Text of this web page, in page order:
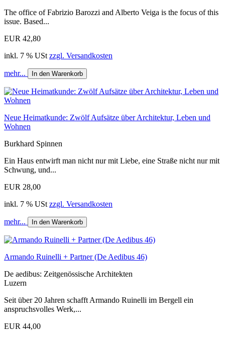
The office of Fabrizio Barozzi and Alberto Veiga is the focus of this
issue. Based...
EUR 42,80
inkl. 7 % USt zzgl. Versandkosten
mehr... In den Warenkorb
Neue Heimatkunde: Zwölf Aufsätze über Architektur, Leben und
Wohnen
Burkhard Spinnen
Ein Haus entwirft man nicht nur mit Liebe, eine Straße nicht nur mit
Schwung, und...
EUR 28,00
inkl. 7 % USt zzgl. Versandkosten
mehr... In den Warenkorb
Armando Ruinelli + Partner (De Aedibus 46)
De aedibus: Zeitgenössische Architekten
Luzern
Seit über 20 Jahren schafft Armando Ruinelli im Bergell ein
anspruchsvolles Werk,...
EUR 44,00